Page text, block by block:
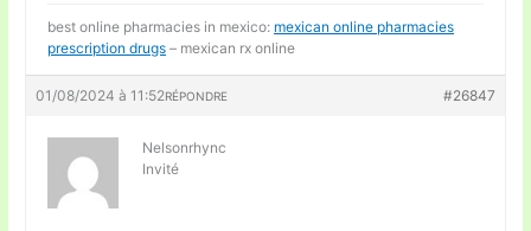
best online pharmacies in mexico: mexican online pharmacies
prescription drugs – mexican rx online
01/08/2024 à 11:52 #26847
RÉPONDRE
Nelsonrhync
Invité